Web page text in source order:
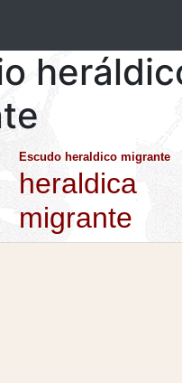
Escudo heraldico migrante
heraldica
migrante